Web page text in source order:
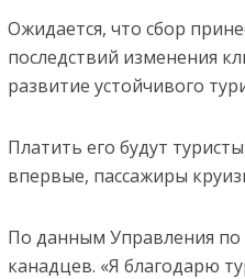
Ожидается, что сбор
последствий изменения
развитие устойчивого
Платить его будут
впервые, пассажиры
По данным Управления по
канадцев. «Я благодарю